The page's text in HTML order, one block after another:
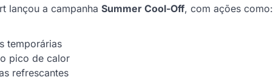
lançou a campanha Summer Cool-Off, com ações como:
temporárias
pico de calor
refrescantes